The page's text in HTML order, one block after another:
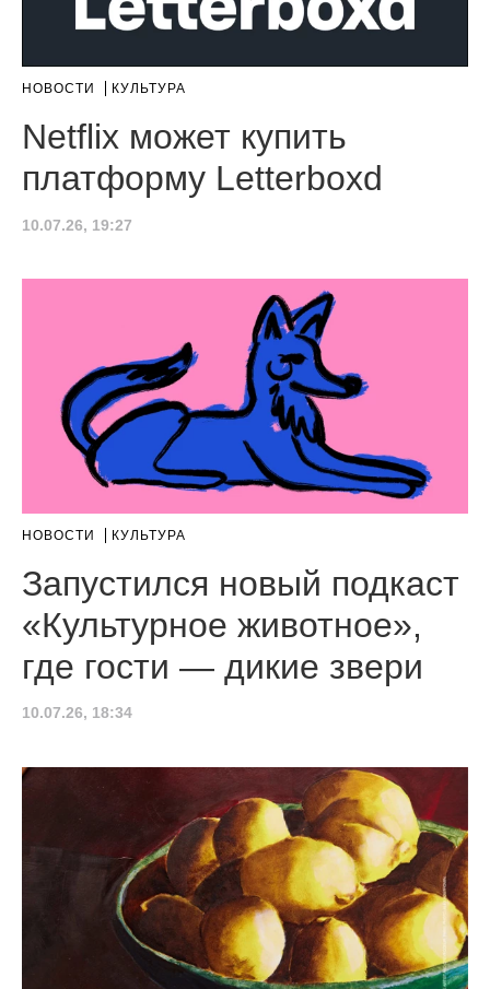
НОВОСТИ КУЛЬТУРА
Netflix может купить
платформу Letterboxd
10.07.26, 19:27
НОВОСТИ КУЛЬТУРА
Запустился новый подкаст
«Культурное животное»,
где гости — дикие звери
10.07.26, 18:34